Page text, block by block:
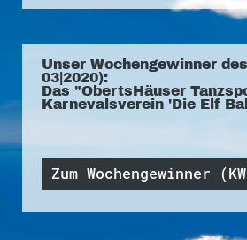
Unser Wochengewinner
03|2020):
Das "ObertsHäuser
Karnevalsverein 'Die Elf
Zum Wochengewinner